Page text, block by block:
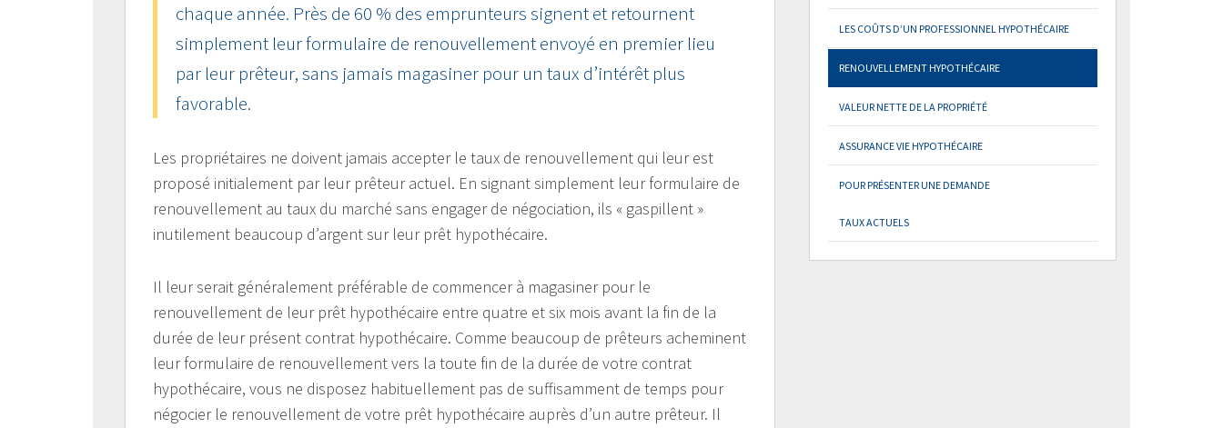
chaque année. Près de 60 % des emprunteurs signent et retournent
simplement leur formulaire de renouvellement envoyé en premier lieu
par leur prêteur, sans jamais magasiner pour un taux d’intérêt plus
favorable.
Les propriétaires ne doivent jamais accepter le taux de renouvellement qui leur est
proposé initialement par leur prêteur actuel. En signant simplement leur formulaire de
renouvellement au taux du marché sans engager de négociation, ils « gaspillent »
inutilement beaucoup d’argent sur leur prêt hypothécaire.
Il leur serait généralement préférable de commencer à magasiner pour le
renouvellement de leur prêt hypothécaire entre quatre et six mois avant la fin de la
durée de leur présent contrat hypothécaire. Comme beaucoup de prêteurs acheminent
leur formulaire de renouvellement vers la toute fin de la durée de votre contrat
hypothécaire, vous ne disposez habituellement pas de suffisamment de temps pour
négocier le renouvellement de votre prêt hypothécaire auprès d’un autre prêteur. Il
LES COÛTS D’UN PROFESSIONNEL HYPOTHÉCAIRE
RENOUVELLEMENT HYPOTHÉCAIRE
VALEUR NETTE DE LA PROPRIÉTÉ
ASSURANCE VIE HYPOTHÉCAIRE
POUR PRÉSENTER UNE DEMANDE
TAUX ACTUELS